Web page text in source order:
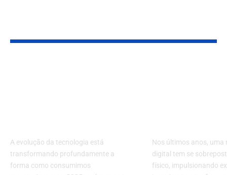
A evolução da tecnologia está
transformando profundamente a
forma como consumimos
Nos últimos anos, uma
digital tem se
físico, impulsionando